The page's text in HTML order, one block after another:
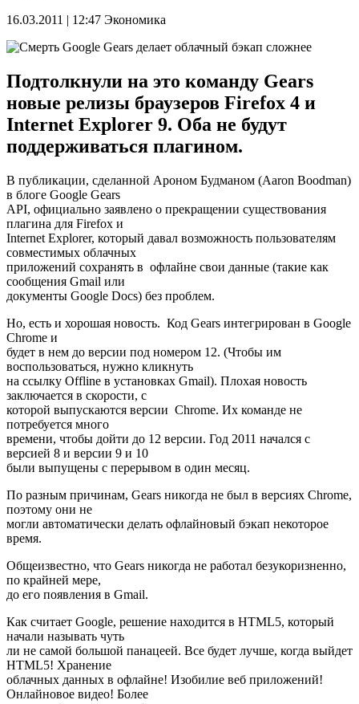
16.03.2011 | 12:47 Экономика
Подтолкнули на это команду Gears
новые релизы браузеров Firefox 4 и
Internet Explorer 9. Оба не будут
поддерживаться плагином.
В публикации, сделанной Ароном Будманом (Aaron Boodman)
в блоге Google Gears
API, официально заявлено о прекращении существования
плагина для Firefox и
Internet Explorer, который давал возможность пользователям
совместимых облачных
приложений сохранять в офлайне свои данные (такие как
сообщения Gmail или
документы Google Docs) без проблем.
Но, есть и хорошая новость. Код Gears интегрирован в Google
Chrome и
будет в нем до версии под номером 12. (Чтобы им
воспользоваться, нужно кликнуть
на ссылку Offline в установках Gmail). Плохая новость
заключается в скорости, с
которой выпускаются версии Chrome. Их команде не
потребуется много
времени, чтобы дойти до 12 версии. Год 2011 начался с
версией 8 и версии 9 и 10
были выпущены с перерывом в один месяц.
По разным причинам, Gears никогда не был в версиях Chrome,
поэтому они не
могли автоматически делать офлайновый бэкап некоторое
время.
Общеизвестно, что Gears никогда не работал безукоризненно,
по крайней мере,
до его появления в Gmail.
Как считает Google, решение находится в HTML5, который
начали называть чуть
ли не самой большой панацеей. Все будет лучше, когда выйдет
HTML5! Хранение
облачных данных в офлайне! Изобилие веб приложений!
Онлайновое видео! Более